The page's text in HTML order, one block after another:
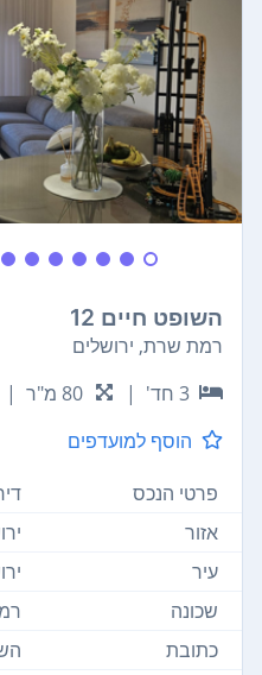
השופט חיים 12
רמת שרת, ירושלים
3 חד'
| 80 מ"ר |
הוסף למועדפים
פרטי הנכס
אזור
עיר
שכונה
כתובת